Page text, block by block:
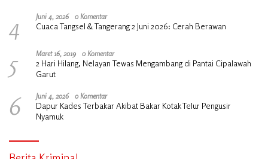
4 Juni 4, 2026 0 Komentar
Cuaca Tangsel & Tangerang 2 Juni 2026: Cerah Berawan
5 Maret 16, 2019 0 Komentar
2 Hari Hilang, Nelayan Tewas Mengambang di Pantai Cipalawah
Garut
6 Juni 4, 2026 0 Komentar
Dapur Kades Terbakar Akibat Bakar Kotak Telur Pengusir
Nyamuk